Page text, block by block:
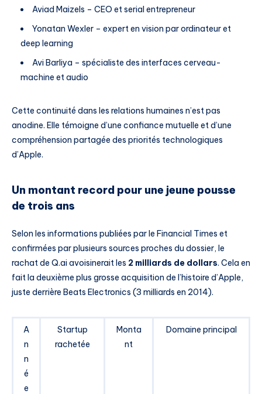
Aviad Maizels – CEO et serial entrepreneur
Yonatan Wexler – expert en vision par ordinateur et
deep learning
Avi Barliya – spécialiste des interfaces cerveau-
machine et audio
Cette continuité dans les relations humaines n’est pas
anodine. Elle témoigne d’une confiance mutuelle et d’une
compréhension partagée des priorités technologiques
d’Apple.
Un montant record pour une jeune pousse
de trois ans
Selon les informations publiées par le Financial Times et
confirmées par plusieurs sources proches du dossier, le
rachat de Q.ai avoisinerait les 2 milliards de dollars. Cela en
fait la deuxième plus grosse acquisition de l’histoire d’Apple,
juste derrière Beats Electronics (3 milliards en 2014).
A
n
n
é
e
Startup
rachetée
Monta
nt
Domaine principal